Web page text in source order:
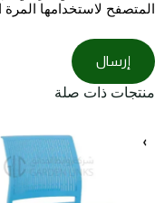
المتصفح لاستخدامها
إرسال
منتجات ذات صلة